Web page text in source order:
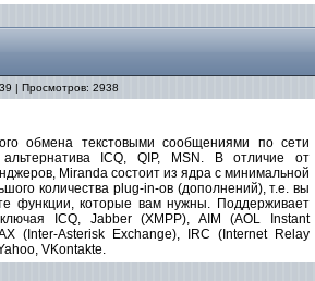
| Просмотров: 2938
обмена текстовыми сообщениями по сети
ICQ, QIP, MSN. В отличие от
Miranda состоит из ядра с минимальной
количества plug-in-ов (дополнений), т.е. вы
функции, которые вам нужны. Поддерживает
ICQ, Jabber (XMPP), AIM (AOL Instant
(Inter-Asterisk Exchange), IRC (Internet Relay
VKontakte.